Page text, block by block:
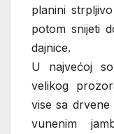
planini
potom snijeti
dajnice.
U najvećoj
velikog
vise sa
vunenim